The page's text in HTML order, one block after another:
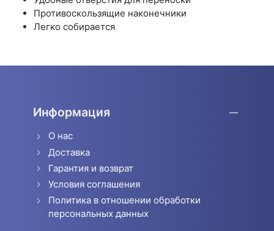
Противоскользящие наконечники
Легко собирается
Информация
О нас
Доставка
Гарантия и возврат
Условия соглашения
Политика в отношении обработки
персональных данных